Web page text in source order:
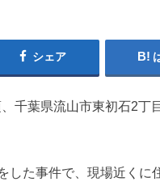
シェア
千葉県流山市東初石2丁
した事件で、現場近くに